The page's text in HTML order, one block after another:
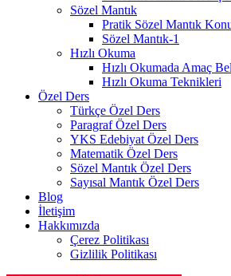
Sözel Mantık
Pratik Sözel Mantık
Sözel Mantık-1
Hızlı Okuma
Hızlı Okumada Amaç
Hızlı Okuma Teknikleri
Özel Ders
Türkçe Özel Ders
Paragraf Özel Ders
YKS Edebiyat Özel Ders
Matematik Özel Ders
Sözel Mantık Özel Ders
Sayısal Mantık Özel Ders
Blog
İletişim
Hakkımızda
Çerez Politikası
Gizlilik Politikası